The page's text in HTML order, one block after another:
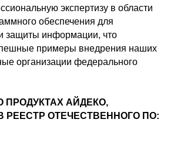
экспертизу в области
обеспечения для
защиты информации, что
примеры внедрения наших
организации федерального
АЙДЕКО,
РЕЕСТР ОТЕЧЕСТВЕННОГО ПО: